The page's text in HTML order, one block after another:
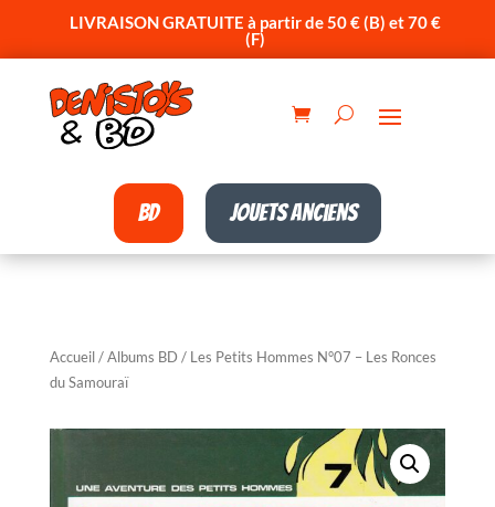
LIVRAISON GRATUITE à partir de 50 € (B) et 70 €
(F)
BD Jouets anciens
Accueil/Albums BD / Les Petits Hommes N°07 – Les Ronces
du Samouraï